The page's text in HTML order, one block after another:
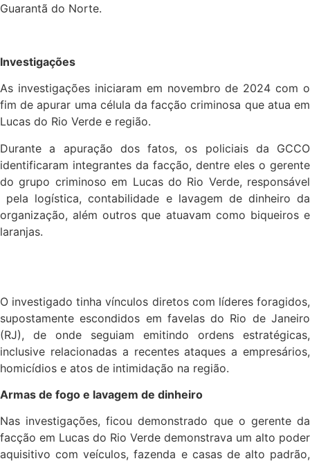
Guarantã do Norte.
Investigações
As investigações iniciaram em novembro de 2024 com o
fim de apurar uma célula da facção criminosa que atua em
Lucas do Rio Verde e região.
Durante a apuração dos fatos, os policiais da GCCO
identificaram integrantes da facção, dentre eles o gerente
do grupo criminoso em Lucas do Rio Verde, responsável
pela logística, contabilidade e lavagem de dinheiro da
organização, além outros que atuavam como biqueiros e
laranjas.
O investigado tinha vínculos diretos com líderes foragidos,
supostamente escondidos em favelas do Rio de Janeiro
(RJ), de onde seguiam emitindo ordens estratégicas,
inclusive relacionadas a recentes ataques a empresários,
homicídios e atos de intimidação na região.
Armas de fogo e lavagem de dinheiro
Nas investigações, ficou demonstrado que o gerente da
facção em Lucas do Rio Verde demonstrava um alto poder
aquisitivo com veículos, fazenda e casas de alto padrão,